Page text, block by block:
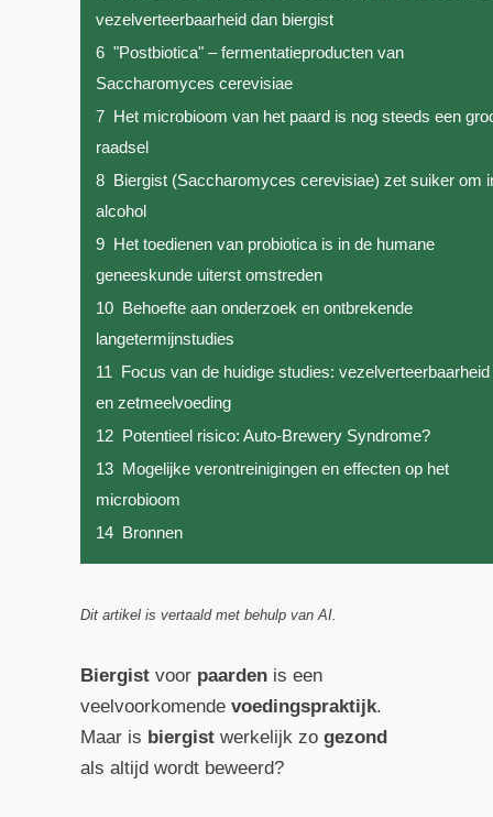
vezelverteerbaarheid dan biergist
6 "Postbiotica" – fermentatieproducten van
Saccharomyces cerevisiae
7 Het microbioom van het paard is nog steeds een
raadsel
8 Biergist (Saccharomyces cerevisiae) zet suiker om
alcohol
9 Het toedienen van probiotica is in de humane
geneeskunde uiterst omstreden
10 Behoefte aan onderzoek en ontbrekende
langetermijnstudies
11 Focus van de huidige studies: vezelverteerbaarheid
en zetmeelvoeding
12 Potentieel risico: Auto-Brewery Syndrome?
13 Mogelijke verontreinigingen en effecten op het
microbioom
14 Bronnen
Dit artikel is vertaald met behulp van AI.
Biergistvoor paardenis een
veelvoorkomende voedingspraktijk.
Maar is biergistwerkelijk zo gezond
als altijd wordt beweerd?